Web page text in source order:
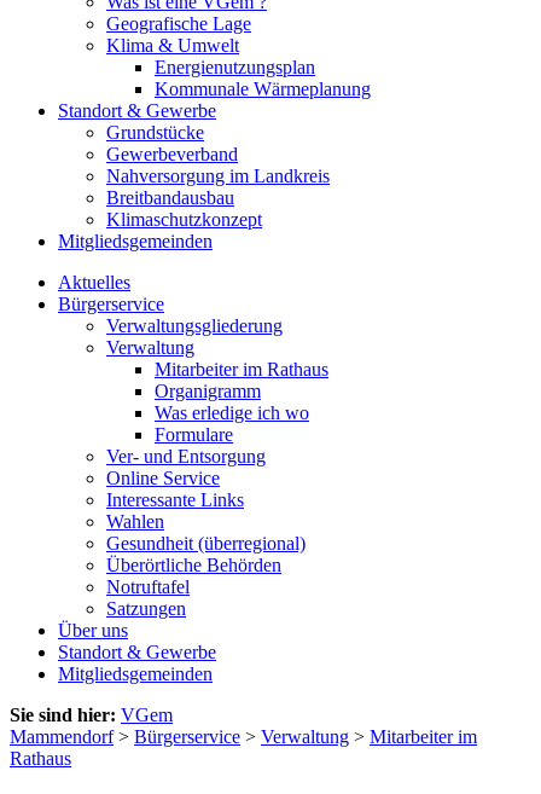
Geografische Lage
Klima & Umwelt
Energienutzungsplan
Kommunale Wärmeplanung
Standort & Gewerbe
Grundstücke
Gewerbeverband
Nahversorgung im Landkreis
Breitbandausbau
Klimaschutzkonzept
Mitgliedsgemeinden
Aktuelles
Bürgerservice
Verwaltungsgliederung
Verwaltung
Mitarbeiter im Rathaus
Organigramm
Was erledige ich wo
Formulare
Ver- und Entsorgung
Online Service
Interessante Links
Wahlen
Gesundheit (überregional)
Überörtliche Behörden
Notruftafel
Satzungen
Über uns
Standort & Gewerbe
Mitgliedsgemeinden
Sie sind hier: VGem
Mammendorf> Bürgerservice > Verwaltung > Mitarbeiter im
Rathaus